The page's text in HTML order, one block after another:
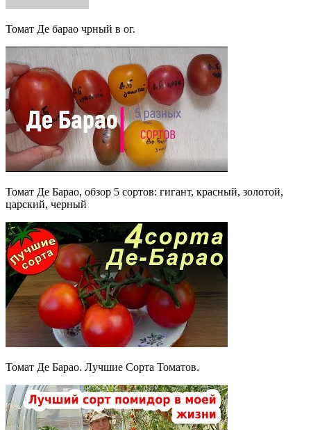
Томат Де барао чрный в ог.
Томат Де Барао, обзор 5 сортов: гигант, красный, золотой,
царский, черный
Томат Де Барао. Лучшие Сорта Томатов.